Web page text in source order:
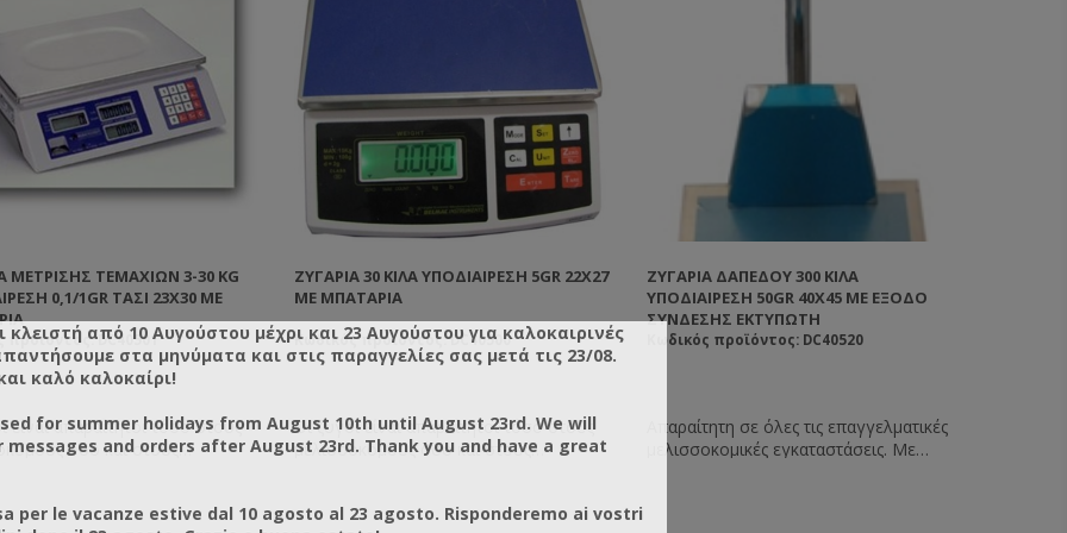
της ζυγαριάς Ζυγός μονής
ΜΈΤΡΙΣΗΣ ΤΕΜΑΧΊΩΝ 3-30 KG
0,1/1GR ΤΑΣΙ 23X30 ΜΕ
προϊόντος: DC40501
είναι απαραίτητοι τόσο στους
όσο και στους
κυψελών) έως την αποθήκη και
ΖΥΓΑΡΙΆ 30 ΚΙΛΆ ΥΠΟΔΙΑΊΡΕΣΗ 5GR 22Χ27
ΜΕ ΜΠΑΤΑΡΊΑ
Κωδικός προϊόντος: DC40500
Οι ζυγοί είναι απαραίτητοι τόσο στους
μελισσοκόμους όσο και στους
(ζύγιση κυψελών) έως την αποθήκη και
ΖΥΓΑΡΙΆ ΔΑΠΈΔΟΥ 300 ΚΙΛΆ
ΥΠΟΔΙΑΊΡΕΣΗ 50GR 40X45 ΜΕ ΕΞΟΔΟ
ΣΥΝΔΕΣΗΣ ΕΚΤΥΠΩΤΗ
Κωδικός προϊόντος: DC40520
Απαραίτητη σε όλες τις επαγγελματικές
μελισσοκομικές εγκαταστάσεις. Με
κλειστή από 10 Αυγούστου μέχρι και 23 Αυγούστου για καλοκαιρινές
στα μηνύματα και στις παραγγελίες σας μετά τις 23/08.
καλό καλοκαίρι!
for summer holidays from August 10th until August 23rd. We will
messages and orders after August 23rd. Thank you and have a great
per le vacanze estive dal 10 agosto al 23 agosto. Risponderemo ai vostri